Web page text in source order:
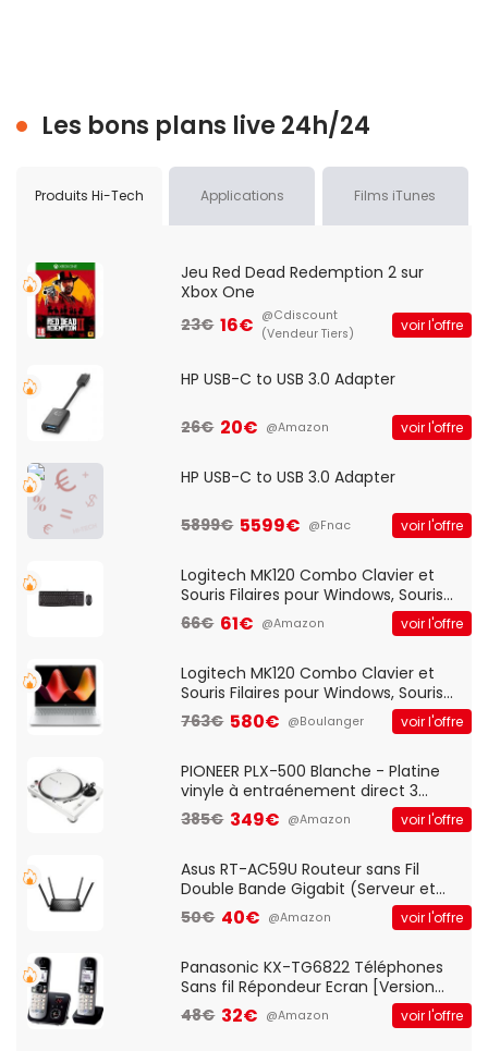
Les bons plans live 24h/24
Produits Hi-Tech Applications Films iTunes
Jeu Red Dead Redemption 2 sur
Xbox One
23€ 16€ @Cdiscount
(Vendeur Tiers)
voir l'offre
HP USB-C to USB 3.0 Adapter
26€ 20€ @Amazon voir l'offre
HP USB-C to USB 3.0 Adapter
5899€ 5599€ @Fnac voir l'offre
Logitech MK120 Combo Clavier et
Souris Filaires pour Windows, Souris
Optique Filaire, Connexion USB Plug
And Play, Confortable, Taille
QWERTY UK - Noir
66€ 61€ @Amazon voir l'offre
Logitech MK120 Combo Clavier et
Souris Filaires pour Windows, Souris
Optique Filaire, Connexion USB Plug
And Play, Confortable, Taille
QWERTY UK - Noir
763€ 580€ @Boulanger voir l'offre
PIONEER PLX-500 Blanche - Platine
vinyle à entraénement direct 3
vitesses (33-45-78 trs/min) avec
pre-ampli intégré et port USB
385€ 349€ @Amazon voir l'offre
Asus RT-AC59U Routeur sans Fil
Double Bande Gigabit (Serveur et
Client VPN, Triple Vlan, Mode Point
d'accès et Bridge, contrôle Parental,
50€ 40€ @Amazon voir l'offre
Panasonic KX-TG6822 Téléphones
Sans fil Répondeur Ecran [Version
Française]
48€ 32€ @Amazon voir l'offre